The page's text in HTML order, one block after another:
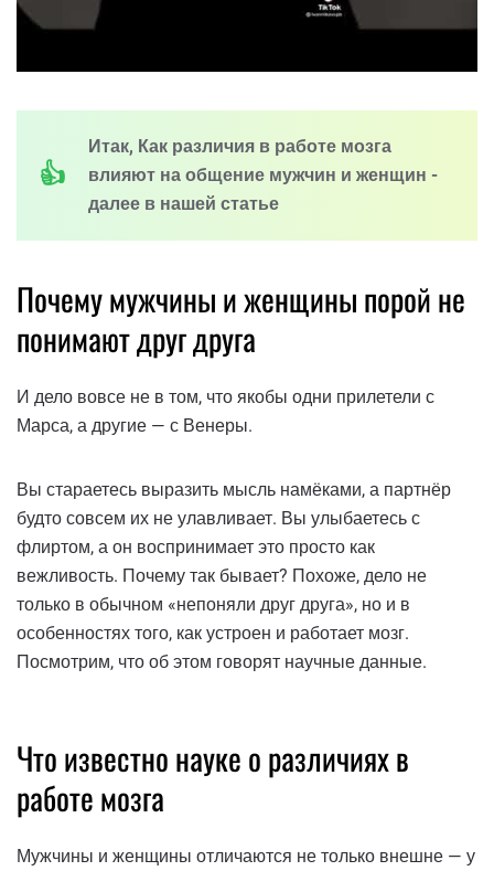
Итак, Как различия в работе мозга
влияют на общение мужчин и женщин -
далее в нашей статье
Почему мужчины и женщины порой не
понимают друг друга
И дело вовсе не в том, что якобы одни прилетели с
Марса, а другие — с Венеры.
Вы стараетесь выразить мысль намёками, а партнёр
будто совсем их не улавливает. Вы улыбаетесь с
флиртом, а он воспринимает это просто как
вежливость. Почему так бывает? Похоже, дело не
только в обычном «непоняли друг друга», но и в
особенностях того, как устроен и работает мозг.
Посмотрим, что об этом говорят научные данные.
Что известно науке о различиях в
работе мозга
Мужчины и женщины отличаются не только внешне — у